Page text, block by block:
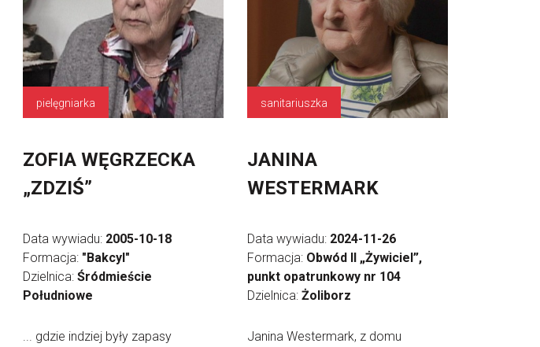
pielęgniarka
ZOFIA WĘGRZECKA
„ZDZIŚ”
Data wywiadu: 2005-10-18
Formacja: "Bakcyl"
Dzielnica: Śródmieście
Południowe
... gdzie indziej były zapasy
sanitariuszka
JANINA
WESTERMARK
Data wywiadu: 2024-11-26
Formacja: Obwód II „Żywiciel”,
punkt opatrunkowy nr 104
Dzielnica: Żoliborz
Janina Westermark, z domu